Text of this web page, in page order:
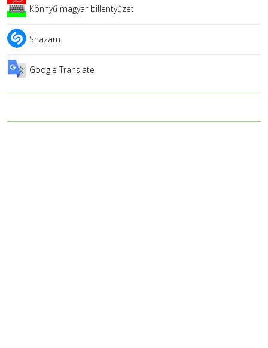
Könnyű magyar billentyűzet
Shazam
Google Translate